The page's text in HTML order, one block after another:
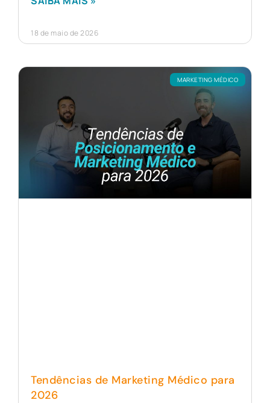
18 de maio de 2026
MARKETING MÉDICO
Tendências de Marketing Médico para
2026